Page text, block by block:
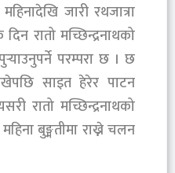
जारी रथजात्रा
रातो मच्छिन्द्रनाथको
परम्परा छ । छ
साइत हेरेर पाटन
रातो मच्छिन्द्रनाथको
बुङ्मतीमा राख्ने चलन